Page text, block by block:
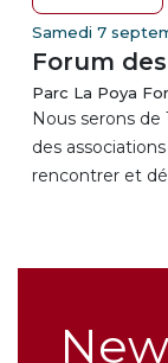
Samedi 7
Forum
Parc La Poya
Nous serons de
des
rencontrer et